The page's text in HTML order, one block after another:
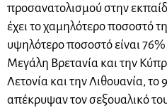
προσανατολισμού στην
έχει το χαμηλότερο ποσοστό
υψηλότερο ποσοστό είναι
Μεγάλη Βρετανία και την
Λετονία και την Λιθουανία,
απέκρυψαν τον σεξουαλικό